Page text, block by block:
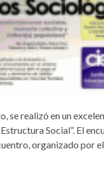
se realizó en un
Social”. El
organizado por